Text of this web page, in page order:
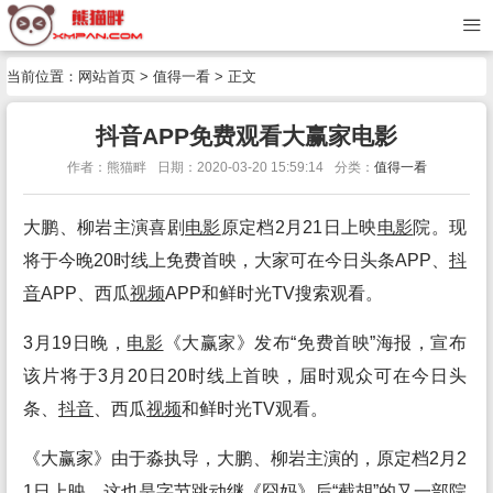
当前位置： 网站首页 > 值得一看 > 正文
抖音APP免费观看大赢家电影
作者：熊猫畔 日期：2020-03-20 15:59:14 分类： 值得一看
大鹏、柳岩主演喜剧 电影原定档2月21日上映电影院。现
将于今晚20时线上免费首映，大家可在今日头条APP、 抖
音APP、西瓜视频APP和鲜时光TV搜索观看。
3月19日晚， 电影 《大赢家》发布“免费首映”海报，宣布
该片将于3月20日20时线上首映，届时观众可在今日头
条、 抖音 、西瓜视频和鲜时光TV观看。
《大赢家》由于淼执导，大鹏、柳岩主演的，原定档2月2